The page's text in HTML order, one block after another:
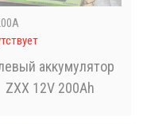
аккумулятор
ZXX 12V 200Ah